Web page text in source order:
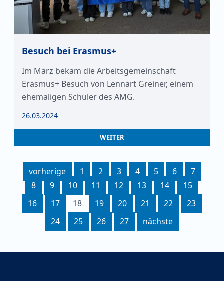
Besuch bei Erasmus+
Im März bekam die Arbeitsgemeinschaft
Erasmus+ Besuch von Lennart Greiner, einem
ehemaligen Schüler des AMG.
26.03.2024
WEITER
vorherige 1 2 3 4 5 6
7
8
9 10 11 12 13 14
15
16
17 18 19 20 21 22
23
24
25 26 27 nächste